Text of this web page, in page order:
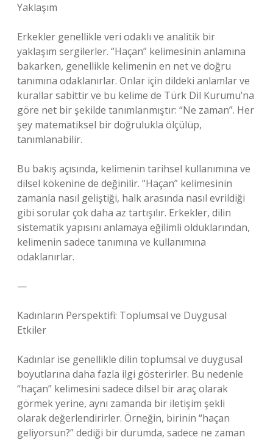
Yaklaşım
Erkekler genellikle veri odaklı ve analitik bir
yaklaşım sergilerler. “Haçan” kelimesinin anlamına
bakarken, genellikle kelimenin en net ve doğru
tanımına odaklanırlar. Onlar için dildeki anlamlar ve
kurallar sabittir ve bu kelime de Türk Dil Kurumu’na
göre net bir şekilde tanımlanmıştır: “Ne zaman”. Her
şey matematiksel bir doğrulukla ölçülüp,
tanımlanabilir.
Bu bakış açısında, kelimenin tarihsel kullanımına ve
dilsel kökenine de değinilir. “Haçan” kelimesinin
zamanla nasıl geliştiği, halk arasında nasıl evrildiği
gibi sorular çok daha az tartışılır. Erkekler, dilin
sistematik yapısını anlamaya eğilimli olduklarından,
kelimenin sadece tanımına ve kullanımına
odaklanırlar.
—
Kadınların Perspektifi: Toplumsal ve Duygusal
Etkiler
Kadınlar ise genellikle dilin toplumsal ve duygusal
boyutlarına daha fazla ilgi gösterirler. Bu nedenle
“haçan” kelimesini sadece dilsel bir araç olarak
görmek yerine, aynı zamanda bir iletişim şekli
olarak değerlendirirler. Örneğin, birinin “haçan
geliyorsun?” dediği bir durumda, sadece ne zaman